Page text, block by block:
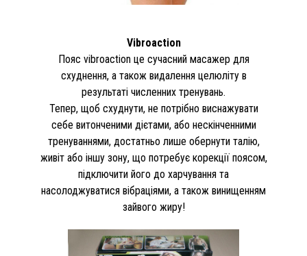
Vibroaction
Пояс vibroaction це сучасний масажер для
схуднення, а також видалення целюліту в
результаті численних тренувань.
Тепер, щоб схуднути, не потрібно виснажувати
себе витонченими дієтами, або нескінченними
тренуваннями, достатньо лише обернути талію,
живіт або іншу зону, що потребує корекції поясом,
підключити його до харчування та
насолоджуватися вібраціями, а також винищенням
зайвого жиру!